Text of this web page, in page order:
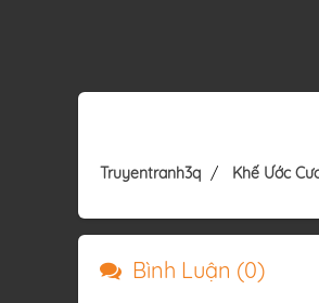
Truyentranh3q Khế Ước
Bình Luận (0)